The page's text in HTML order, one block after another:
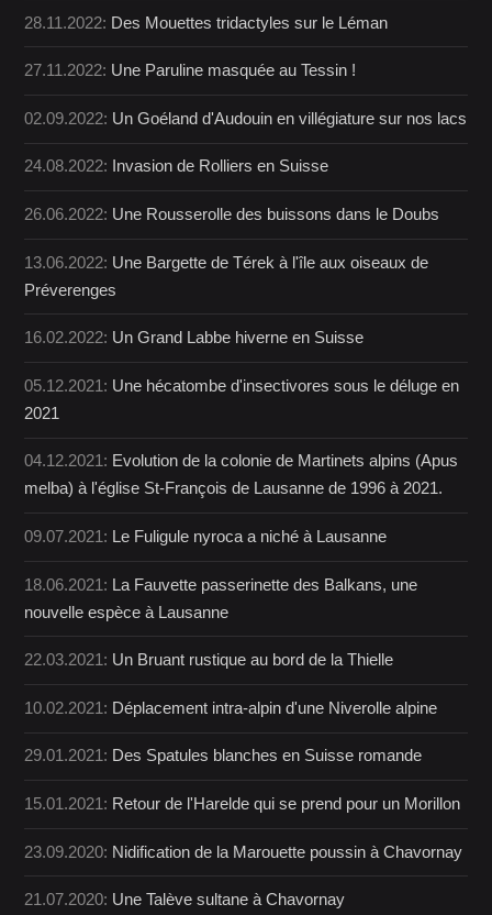
28.11.2022: Des Mouettes tridactyles sur le Léman
27.11.2022: Une Paruline masquée au Tessin !
02.09.2022: Un Goéland d'Audouin en villégiature sur nos lacs
24.08.2022: Invasion de Rolliers en Suisse
26.06.2022: Une Rousserolle des buissons dans le Doubs
13.06.2022: Une Bargette de Térek à l'île aux oiseaux de
Préverenges
16.02.2022: Un Grand Labbe hiverne en Suisse
05.12.2021: Une hécatombe d'insectivores sous le déluge en
2021
04.12.2021: Evolution de la colonie de Martinets alpins (Apus
melba) à l'église St-François de Lausanne de 1996 à 2021.
09.07.2021: Le Fuligule nyroca a niché à Lausanne
18.06.2021: La Fauvette passerinette des Balkans, une
nouvelle espèce à Lausanne
22.03.2021: Un Bruant rustique au bord de la Thielle
10.02.2021: Déplacement intra-alpin d'une Niverolle alpine
29.01.2021: Des Spatules blanches en Suisse romande
15.01.2021: Retour de l'Harelde qui se prend pour un Morillon
23.09.2020: Nidification de la Marouette poussin à Chavornay
21.07.2020: Une Talève sultane à Chavornay